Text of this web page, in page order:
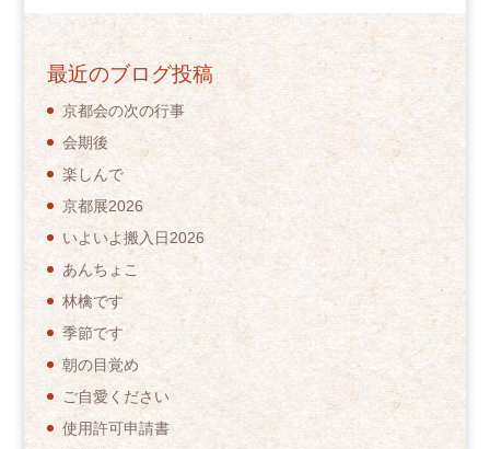
最近のブログ投稿
京都会の次の行事
会期後
楽しんで
京都展2026
いよいよ搬入日2026
あんちょこ
林檎です
季節です
朝の目覚め
ご自愛ください
使用許可申請書